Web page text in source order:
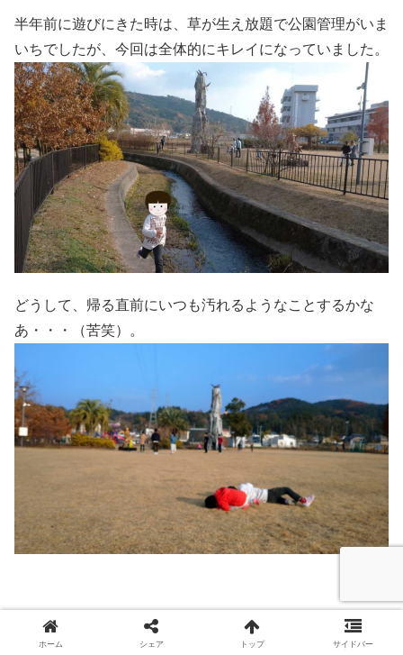
半年前に遊びにきた時は、草が生え放題で公園管理がいま
いちでしたが、今回は全体的にキレイになっていました。
どうして、帰る直前にいつも汚れるようなことするかな
あ・・・（苦笑）。
ホーム シェア トップ サイドバー